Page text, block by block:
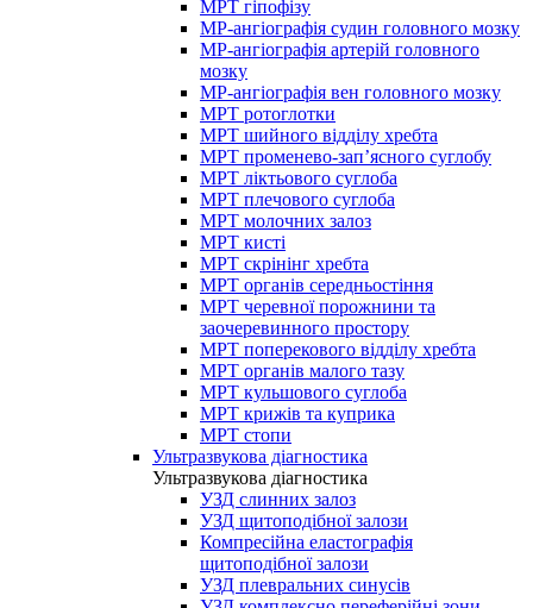
МРТ гіпофізу
МР-ангіографія судин головного мозку
МР-ангіографія артерій головного
мозку
МР-ангіографія вен головного мозку
МРТ ротоглотки
МРТ шийного відділу хребта
МРТ променево-зап’ясного суглобу
МРТ ліктьового суглоба
МРТ плечового суглоба
МРТ молочних залоз
МРТ кисті
МРТ скрінінг хребта
МРТ органів середньостіння
МРТ черевної порожнини та
заочеревинного простору
МРТ поперекового відділу хребта
МРТ органів малого тазу
МРТ кульшового суглоба
МРТ крижів та куприка
МРТ стопи
Ультразвукова діагностика
Ультразвукова діагностика
УЗД слинних залоз
УЗД щитоподібної залози
Компресійна еластографія
щитоподібної залози
УЗД плевральних синусів